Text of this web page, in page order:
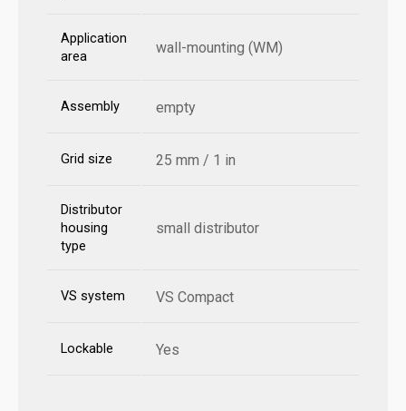
Application
area
wall-mounting (WM)
Assembly empty
Grid size 25 mm / 1 in
Distributor
housing
type
small distributor
VS system VS Compact
Lockable Yes